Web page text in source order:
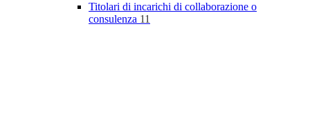
Titolari di incarichi di collaborazione o
consulenza 11